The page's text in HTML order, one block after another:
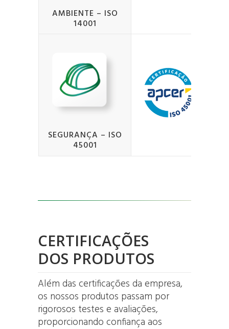
AMBIENTE – ISO
14001
SEGURANÇA – ISO
45001
CERTIFICAÇÕES
DOS PRODUTOS
Além das certificações da empresa,
os nossos produtos passam por
rigorosos testes e avaliações,
proporcionando confiança aos